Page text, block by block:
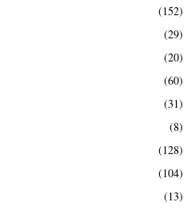
(152)
(29)
(20)
(60)
(31)
(8)
(128)
(104)
(13)